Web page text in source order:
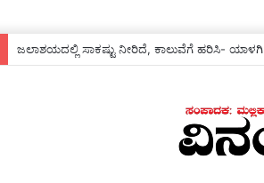
ಜಲಾಶಯದಲ್ಲಿ ಸಾಕಷ್ಟು ನೀರಿದೆ, ಕಾಲುವೆಗೆ ಹರಿಸಿ- ಯಾಳಗಿ